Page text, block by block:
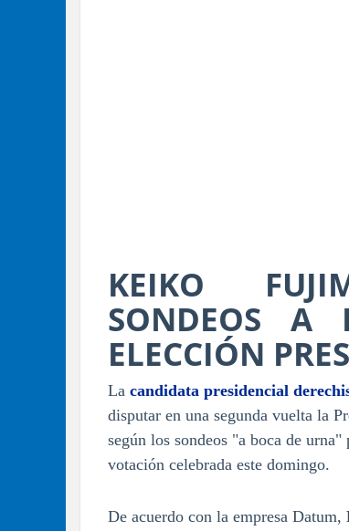
KEIKO
SONDEOS
ELECCIÓN
La candidata presidencial
disputar en una segunda vuelta la
según los sondeos "a boca de
votación celebrada este domingo.
De acuerdo con la empresa Datum,